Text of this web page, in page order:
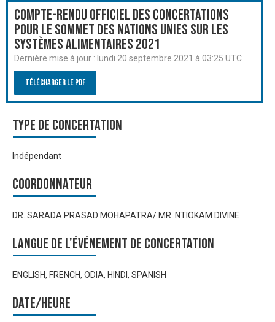
Compte-rendu officiel des Concertations
pour le Sommet des Nations Unies sur les
systèmes alimentaires 2021
Dernière mise à jour : lundi 20 septembre 2021 à 03:25 UTC
Télécharger le PDF
Type de Concertation
Indépendant
Coordonnateur
DR. SARADA PRASAD MOHAPATRA/ MR. NTIOKAM DIVINE
Langue de l'événement de Concertation
ENGLISH, FRENCH, ODIA, HINDI, SPANISH
Date/heure